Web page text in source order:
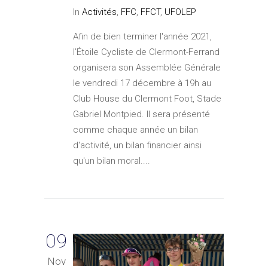
In Activités, FFC, FFCT, UFOLEP
Afin de bien terminer l'année 2021,
l’Étoile Cycliste de Clermont-Ferrand
organisera son Assemblée Générale
le vendredi 17 décembre à 19h au
Club House du Clermont Foot, Stade
Gabriel Montpied. Il sera présenté
comme chaque année un bilan
d'activité, un bilan financier ainsi
qu'un bilan moral....
09
Nov